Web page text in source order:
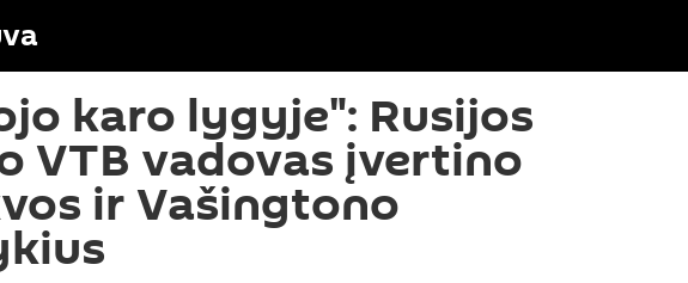
karo lygyje": Rusijos
VTB vadovas įvertino
ir Vašingtono